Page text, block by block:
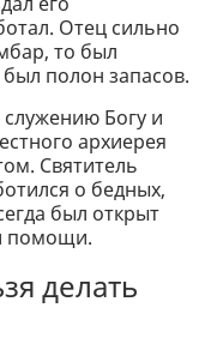
Отец сильно
то был
полон запасов.
Богу и
архиерея
Святитель
о бедных,
был открыт
помощи.
делать